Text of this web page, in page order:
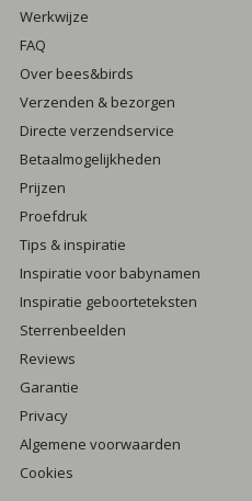
Werkwijze
FAQ
Over bees&birds
Verzenden & bezorgen
Directe verzendservice
Betaalmogelijkheden
Prijzen
Proefdruk
Tips & inspiratie
Inspiratie voor babynamen
Inspiratie geboorteteksten
Sterrenbeelden
Reviews
Garantie
Privacy
Algemene voorwaarden
Cookies